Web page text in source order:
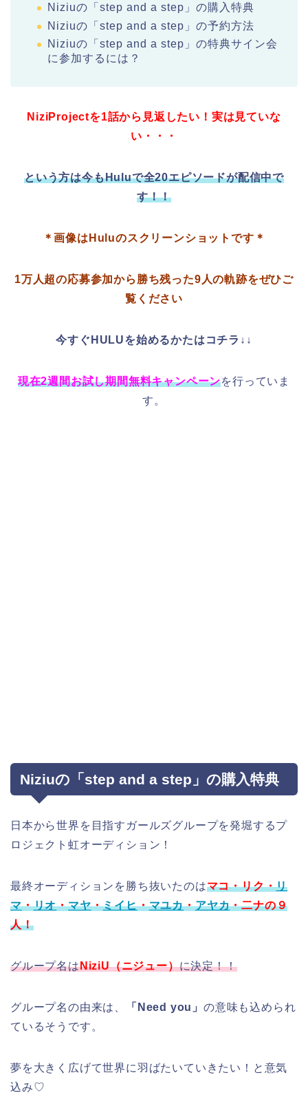
Niziuの「step and a step」の購入特典
Niziuの「step and a step」の予約方法
Niziuの「step and a step」の特典サイン会
に参加するには？
NiziProjectを1話から見返したい！実は見ていな
い・・・
という方は今もHuluで全20エピソードが配信中で
す！！
＊画像はHuluのスクリーンショットです＊
1万人超の応募参加から勝ち残った9人の軌跡をぜひご
覧ください
今すぐHULUを始めるかたはコチラ↓↓
現在2週間お試し期間無料キャンペーンを行っていま
す。
Niziuの「step and a step」の購入特典
日本から世界を目指すガールズグループを発堀するプ
ロジェクト虹オーディション！
最終オーディションを勝ち抜いたのはマコ・リク・リ
マ・リオ・マヤ・ミイヒ・マユカ・アヤカ・二ナの９
人！
グループ名はNiziU（ニジュー）に決定！！
グループ名の由来は、 「Need you」 の意味も込められ
ているそうです。
夢を大きく広げて世界に羽ばたいていきたい！と意気
込み♡